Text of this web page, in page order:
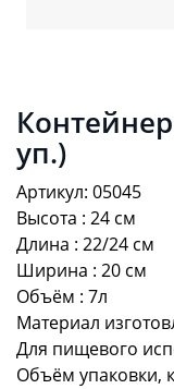
уп.)
Артикул: 05045
Высота : 24 см
Длина : 22/24 см
Ширина : 20 см
Объём : 7л
Материал
Для пищевого
Объём упаковки,